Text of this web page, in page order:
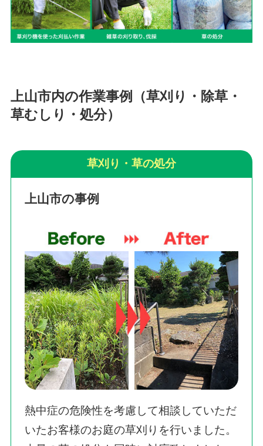
上山市内の作業事例（草刈り・除草・
草むしり・処分）
草刈り・草の処分
上山市の事例
熱中症の危険性を考慮して相談していただ
いたお客様のお庭の草刈りを行いました。